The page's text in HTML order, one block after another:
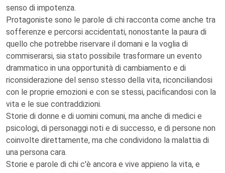
senso di impotenza.
Protagoniste sono le parole di chi racconta come anche tra
sofferenze e percorsi accidentati, nonostante la paura di
quello che potrebbe riservare il domani e la voglia di
commiserarsi, sia stato possibile trasformare un evento
drammatico in una opportunità di cambiamento e di
riconsiderazione del senso stesso della vita, riconciliandosi
con le proprie emozioni e con se stessi, pacificandosi con la
vita e le sue contraddizioni.
Storie di donne e di uomini comuni, ma anche di medici e
psicologi, di personaggi noti e di successo, e di persone non
coinvolte direttamente, ma che condividono la malattia di
una persona cara.
Storie e parole di chi c'è ancora e vive appieno la vita, e